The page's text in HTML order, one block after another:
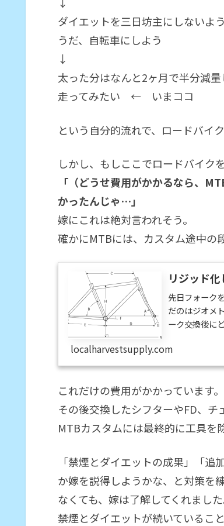
ダイエットを三日坊主にしないよ
うだ、自転車にしよう
↓
太った分はなんと2ヶ月で半分減
走ってみたい ← いまココ
という自分的流れで、ロードバイ
しかし、もしここでロードバイク
「（どうせ費用がかかるなら、
かったんじゃ…」
嫁にこれは絶対言われそう。
確かにMTBには、カスタム途中の
リジッド
先日フォーク
だのはジオメ
ーク交換後に
DROPG .
しました。
localharvestsupply.com
これだけの費用がかかっています。
その後交換したシフターやFD、チ
MTBカスタムには最終的に工具を
「禁煙とダイエットの成果」「
か嫁を説得しようかな、と対策を
なくても、嫁は了解してくれました
禁煙とダイエットが続いているこ